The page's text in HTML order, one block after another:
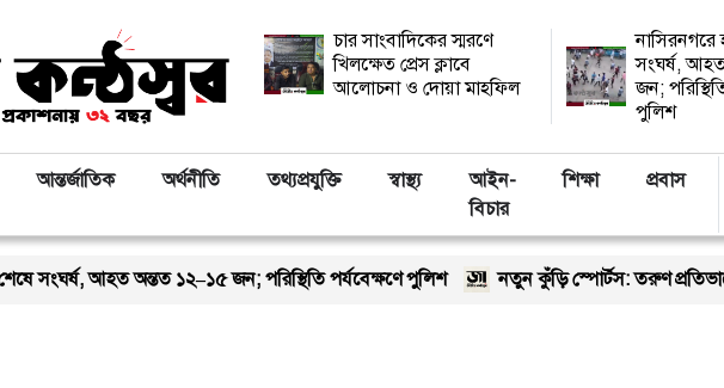
চার সাংবাদিকের স্মরণে
খিলক্ষেত প্রেস ক্লাবে
আলোচনা ও দোয়া মাহফিল
নাসিরনগরে
সংঘর্ষ,
জন;
পুলিশ
আন্তর্জাতিক অর্থনীতি তথ্যপ্রযুক্তি স্বাস্থ্য
আইন-
বিচার
শিক্ষা প্রবাস
১২–১৫ জন; পরিস্থিতি পর্যবেক্ষণে পুলিশ নতুন কুঁড়ি স্পোর্টস: তরুণ প্রতিভাদের নিয়ে ঢাকার